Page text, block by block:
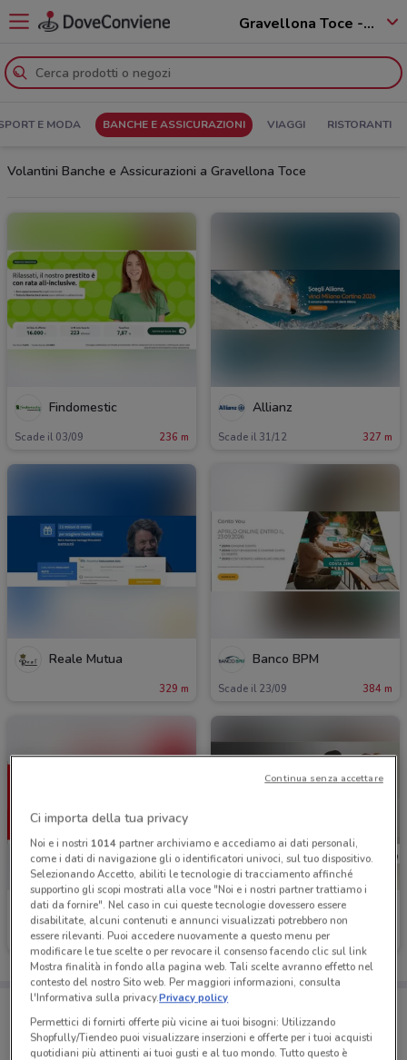
Gravellona Toce - 28883
E MODA BANCHE E ASSICURAZIONI VIAGGI RISTORANTI
Volantini Banche e Assicurazioni a Gravellona Toce
Findomestic
Scade il 03/09 236 m
Allianz
Scade il 31/12 327 m
Reale Mutua
329 m
Banco BPM
Scade il 23/09 384 m
Compass
Scade il 31/01 408 m
Cofidis
Scade il 28/01
Porta DoveConviene sempre con te!
Puoi trovare le migliori offerte dei negozi vicino a te,
salvarle e creare la tua lista del risparmio, comodamente
dal tuo cellulare.
Ci importa della tua privacy
Noi e i nostri 1014partner archiviamo e accediamo ai dati personali,
come i dati di navigazione gli o identificatori univoci, sul tuo dispositivo.
Selezionando Accetto, abiliti le tecnologie di tracciamento affinché
supportino gli scopi mostrati alla voce "Noi e i nostri partner trattiamo i
dati da fornire". Nel caso in cui queste tecnologie dovessero essere
disabilitate, alcuni contenuti e annunci visualizzati potrebbero non
essere rilevanti. Puoi accedere nuovamente a questo menu per
modificare le tue scelte o per revocare il consenso facendo clic sul link
Mostra finalità in fondo alla pagina web. Tali scelte avranno effetto nel
contesto del nostro Sito web. Per maggiori informazioni, consulta
l'Informativa sulla privacy.Privacy policy
Permettici di fornirti offerte più vicine ai tuoi bisogni: Utilizzando
Shopfully/Tiendeo puoi visualizzare inserzioni e offerte per i tuoi acquisti
quotidiani più attinenti ai tuoi gusti e al tuo mondo. Tutto questo è
Continua senza accettare